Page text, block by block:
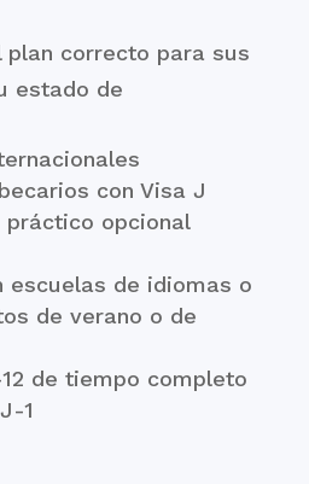
plan correcto para sus
estado de
con Visa J
práctico opcional
escuelas de idiomas o
de verano o de
de tiempo completo
1